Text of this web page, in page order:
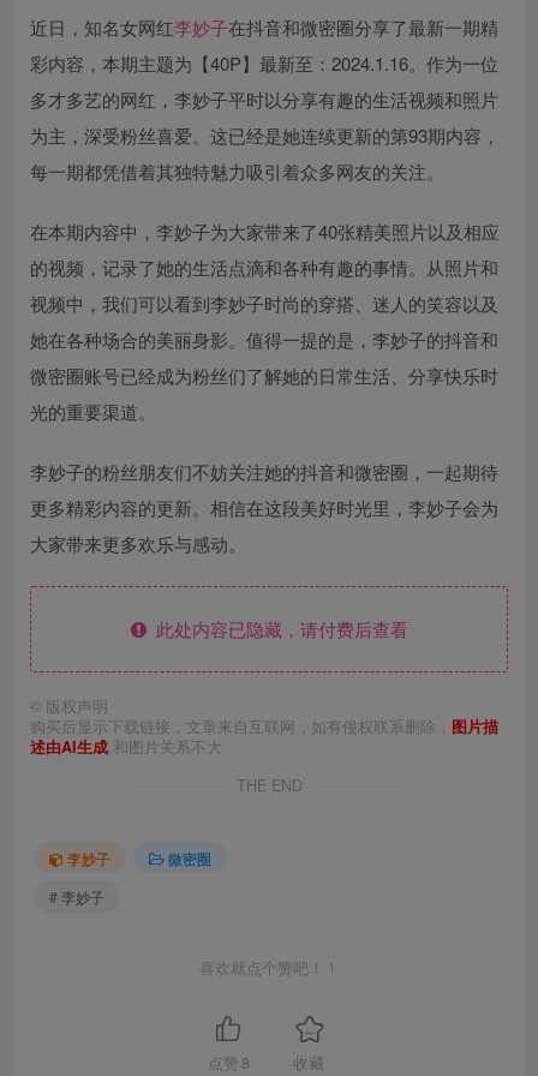
近日，知名女网红李妙子在抖音和微密圈分享了最新一期精
彩内容，本期主题为【40P】最新至：2024.1.16。作为一位
多才多艺的网红，李妙子平时以分享有趣的生活视频和照片
为主，深受粉丝喜爱。这已经是她连续更新的第93期内容，
每一期都凭借着其独特魅力吸引着众多网友的关注。
在本期内容中，李妙子为大家带来了40张精美照片以及相应
的视频，记录了她的生活点滴和各种有趣的事情。从照片和
视频中，我们可以看到李妙子时尚的穿搭、迷人的笑容以及
她在各种场合的美丽身影。值得一提的是，李妙子的抖音和
微密圈账号已经成为粉丝们了解她的日常生活、分享快乐时
光的重要渠道。
李妙子的粉丝朋友们不妨关注她的抖音和微密圈，一起期待
更多精彩内容的更新。相信在这段美好时光里，李妙子会为
大家带来更多欢乐与感动。
此处内容已隐藏，请付费后查看
© 版权声明
购买后显示下载链接，文章来自互联网，如有侵权联系删除， 图片描
述由AI生成,和图片关系不大
THE END
李妙子
微密圈
# 李妙子
喜欢就点个赞吧！！
点赞 8 收藏